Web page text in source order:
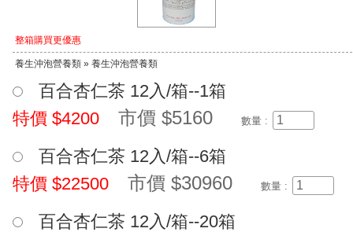
整箱購買更優惠
養生沖泡營養類 » 養生沖泡營養類
百合杏仁茶 12入/箱--1箱
特價 $4200 市價 $5160 數量 :
百合杏仁茶 12入/箱--6箱
特價 $22500 市價 $30960 數量 :
百合杏仁茶 12入/箱--20箱